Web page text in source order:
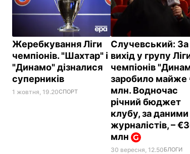
Жеребкування Ліги
чемпіонів. "Шахтар" і
"Динамо" дізналися
суперників
1 жовтня, 19.20СПОРТ
Случевський: За
вихід у групу
чемпіонів
заробило майже
млн. Водночас
річний бюджет
клубу, за даними
журналістів, –
млн
30 вересня, 12.50БЛОГИ